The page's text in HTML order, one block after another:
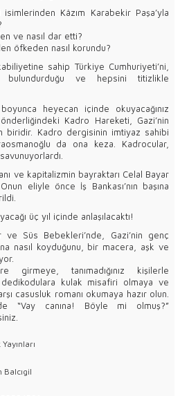
isimlerinden Kâzım Karabekir Paşa’yla
ve nasıl dar etti?
öfkeden nasıl korundu?
sahip Türkiye Cumhuriyeti’ni,
ve hepsini titizlikle
heyecan içinde okuyacağınız
Kadro Hareketi, Gazi’nin
biridir. Kadro dergisinin imtiyaz sahibi
da ona keza. Kadrocular,
ve kapitalizmin bayraktarı Celal Bayar
eliyle önce İş Bankası’nın başına
üç yıl içinde anlaşılacaktı!
ve Süs Bebekleri’nde, Gazi’nin genç
nasıl koyduğunu, bir macera, aşk ve
girmeye, tanımadığınız kişilerle
dedikodulara kulak misafiri olmaya ve
casusluk romanı okumaya hazır olun.
“Vay canına! Böyle mi olmuş?”
Balcıgil